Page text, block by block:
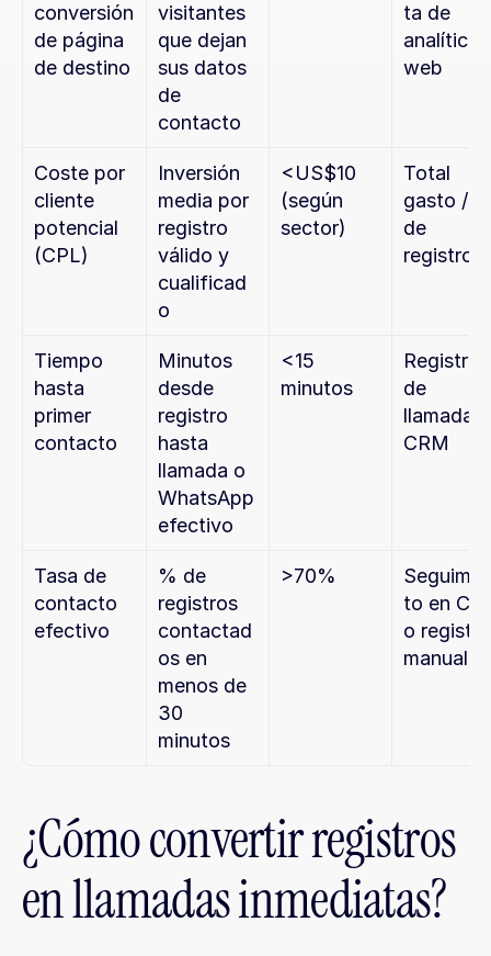
conversión
de página
de destino
visitantes
que dejan
sus datos
de
contacto
ta de
analítica
web
Coste por
cliente
potencial
(CPL)
Inversión
media por
registro
válido y
cualificad
o
<US$10
(según
sector)
Total
gasto /
de
registros
Tiempo
hasta
primer
contacto
Minutos
desde
registro
hasta
llamada o
WhatsApp
efectivo
<15
minutos
Registro
de
llamadas
CRM
Tasa de
contacto
efectivo
% de
registros
contactad
os en
menos de
30
minutos
>70%
to en
o registro
manual
¿Cómo convertir registros
en llamadas inmediatas?